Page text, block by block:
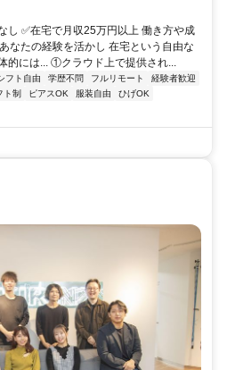
し ✅在宅で月収25万円以上 働き方や成
なたの経験を活かし 在宅という自由な
的には... ①クラウド上で提供され...
フト自由 学歴不問 フルリモート
経験者歓迎
ト制 ピアスOK 服装自由
ひげOK